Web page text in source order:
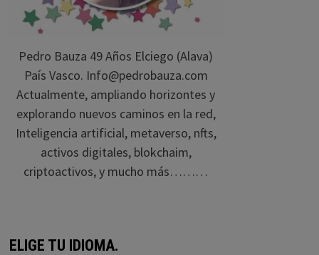
Pedro Bauza 49 Años Elciego (Alava)
País Vasco. Info@pedrobauza.com
Actualmente, ampliando horizontes y
explorando nuevos caminos en la red,
Inteligencia artificial, metaverso, nfts,
activos digitales, blokchaim,
criptoactivos, y mucho más………
ELIGE TU IDIOMA.